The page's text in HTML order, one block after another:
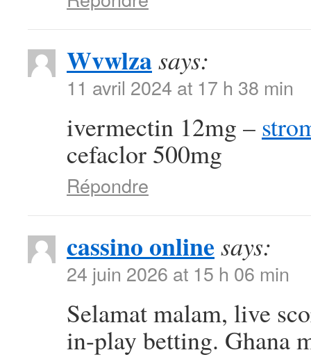
Wvwlzasays:
11 avril 2024 at 17 h 38 min
ivermectin 12mg –
cefaclor 500mg
Répondre
cassino online says:
24 juin 2026 at 15 h 06 min
Selamat malam, live
in-play betting. Ghana